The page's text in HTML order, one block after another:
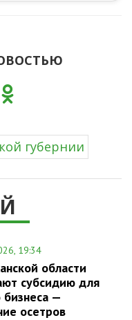
губернии
19:34
области
субсидию для
бизнеса —
осетров